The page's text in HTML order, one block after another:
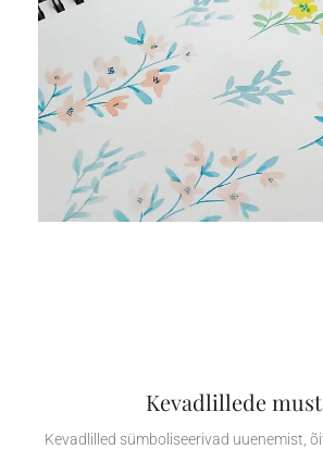
Kevadlillede
Kevadlilled sümboliseerivad uuenemist,